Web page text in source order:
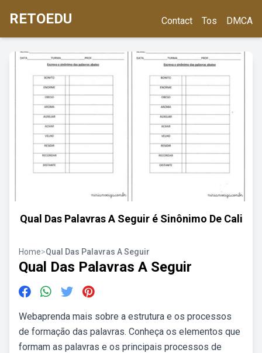
RETOEDU Contact Tos DMCA
Qual Das Palavras A Seguir é Sinônimo De Cali
Home>Qual Das Palavras A Seguir
Qual Das Palavras A Seguir
Webaprenda mais sobre a estrutura e os processos
de formação das palavras. Conheça os elementos que
formam as palavras e os principais processos de